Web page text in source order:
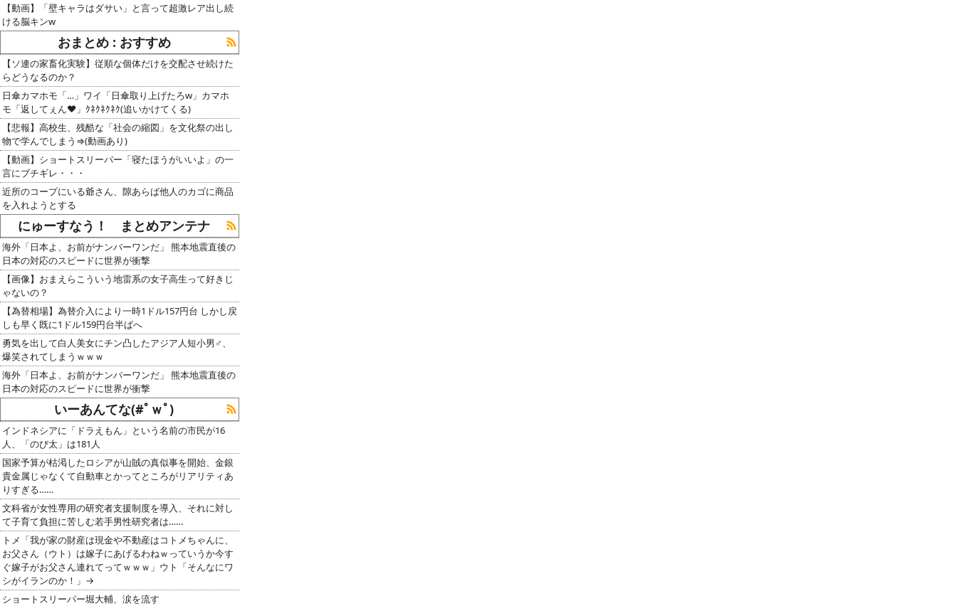
【動画】「壁キャラはダサい」と言って超激レア出し続
ける脳キンw
おまとめ : おすすめ
【ソ連の家畜化実験】従順な個体だけを交配させ続けた
らどうなるのか？
日傘カマホモ「…」ワイ「日傘取り上げたろw」カマホ
モ「返してぇん❤」ｸﾈｸﾈｸﾈｸ(追いかけてくる)
【悲報】高校生、残酷な「社会の縮図」を文化祭の出し
物で学んでしまう⇒(動画あり)
【動画】ショートスリーパー「寝たほうがいいよ」の一
言にブチギレ・・・
近所のコープにいる爺さん、隙あらば他人のカゴに商品
を入れようとする
にゅーすなう！ まとめアンテナ
海外「日本よ、お前がナンバーワンだ」 熊本地震直後の
日本の対応のスピードに世界が衝撃
【画像】おまえらこういう地雷系の女子高生って好きじ
ゃないの？
【為替相場】為替介入により一時1ドル157円台 しかし戻
しも早く既に1ドル159円台半ばへ
勇気を出して白人美女にチン凸したアジア人短小男♂、
爆笑されてしまうｗｗｗ
海外「日本よ、お前がナンバーワンだ」 熊本地震直後の
日本の対応のスピードに世界が衝撃
いーあんてな(#ﾟｗﾟ)
インドネシアに「ドラえもん」という名前の市民が16
人、「のび太」は181人
国家予算が枯渇したロシアが山賊の真似事を開始、金銀
貴金属じゃなくて自動車とかってところがリアリティあ
りすぎる……
文科省が女性専用の研究者支援制度を導入、それに対し
て子育て負担に苦しむ若手男性研究者は……
トメ「我が家の財産は現金や不動産はコトメちゃんに、
お父さん（ウト）は嫁子にあげるわねｗっていうか今す
ぐ嫁子がお父さん連れてってｗｗｗ」ウト「そんなにワ
シがイランのか！」→
ショートスリーパー堀大輔、涙を流す